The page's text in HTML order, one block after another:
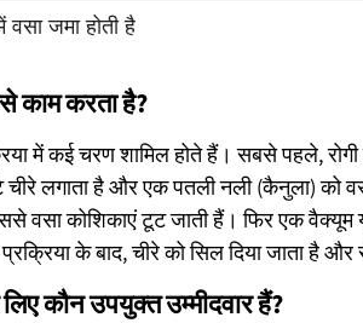
काम करता है?
में कई चरण शामिल होते हैं। सबसे पहले, रोगी
चीरे लगाता है और एक पतली नली (कैनुला) को
वसा कोशिकाएं टूट जाती हैं। फिर एक वैक्यूम
के बाद, चीरे को सिल दिया जाता है और
कौन उपयुक्त उम्मीदवार हैं?